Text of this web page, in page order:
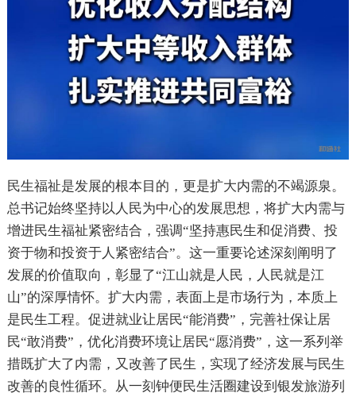
民生福祉是发展的根本目的，更是扩大内需的不竭源泉。
总书记始终坚持以人民为中心的发展思想，将扩大内需与
增进民生福祉紧密结合，强调“坚持惠民生和促消费、投
资于物和投资于人紧密结合”。这一重要论述深刻阐明了
发展的价值取向，彰显了“江山就是人民，人民就是江
山”的深厚情怀。扩大内需，表面上是市场行为，本质上
是民生工程。促进就业让居民“能消费”，完善社保让居
民“敢消费”，优化消费环境让居民“愿消费”，这一系列举
措既扩大了内需，又改善了民生，实现了经济发展与民生
改善的良性循环。从一刻钟便民生活圈建设到银发旅游列